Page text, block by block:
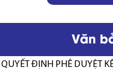
Văn
QUYẾT ĐỊNH PHÊ DUYỆT